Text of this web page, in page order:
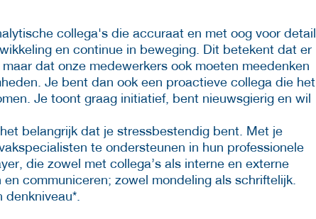
collega's die accuraat en met oog voor detail
en continue in beweging. Dit betekent dat er
dat onze medewerkers ook moeten meedenken
Je bent dan ook een proactieve collega die het
Je toont graag initiatief, bent nieuwsgierig en wil
belangrijk dat je stressbestendig bent. Met je
te ondersteunen in hun professionele
die zowel met collega’s als interne en externe
communiceren; zowel mondeling als schriftelijk.